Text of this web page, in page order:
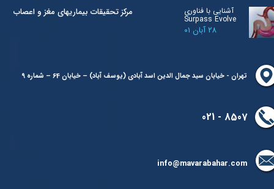
تهران - خیابان سید جمال الدین اسد آبادی (یوسف آباد) – خیابان 64 – شماره 9
8507 - 021
info@mavarabahar.com
آشنایی با فناوری
Surpass Evolve
۲۸ آبان ۰۱
مرکز تحقیقات بیماریهای مغز و اعصاب